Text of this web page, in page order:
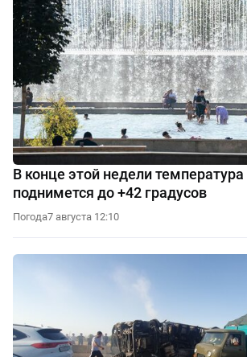
В конце этой недели
поднимется до +42 градусов
Погода7 августа 12:10